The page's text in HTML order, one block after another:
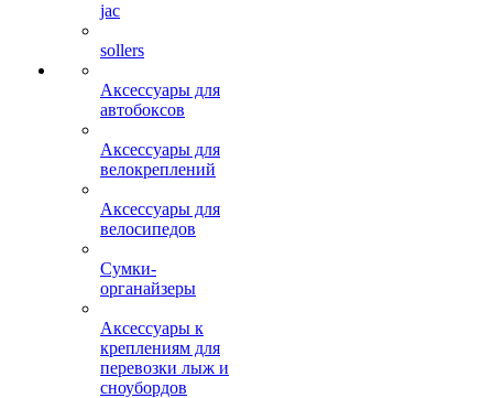
jac
sollers
Аксессуары для
автобоксов
Аксессуары для
велокреплений
Аксессуары для
велосипедов
Сумки-
органайзеры
Аксессуары к
креплениям для
перевозки лыж и
сноубордов